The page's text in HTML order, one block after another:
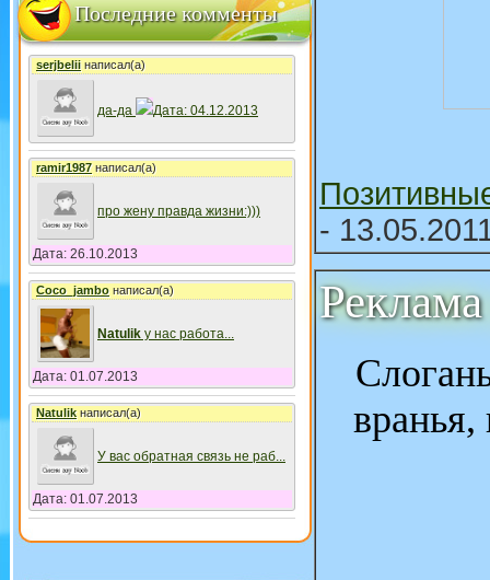
Последние комменты
serjbeliiнаписал(а)
да-да Дата: 04.12.2013
ramir1987написал(а)
про жену правда жизни:)))
Дата: 26.10.2013
Coco_jambo написал(а)
Natulik у нас работа...
Дата: 01.07.2013
Natulikнаписал(а)
У вас обратная связь не раб...
Дата: 01.07.2013
-
вранья,